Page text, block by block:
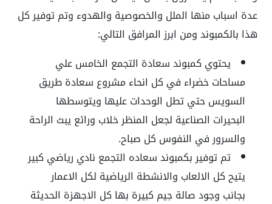
عدة اسباب منها الملل والخصوصية والهدوء وتم توفير كل
هذا بالكمبوند ومن ابرز المرافق التالي:
يحتوي كمبوند سعادة التجمع الخامس علي
مساحات خضراء في كل انحاء مشروع سعادة طريق
السويسحتي تطل الوحدات عليها ويتوسطها
البحيرات الصناعية لجعل المنظر خلاب ورائع يبث الراحة
والسرور في النفوس كل صباح.
تم توفير بكمبوند سعاده التجمع نادي رياضي كبير
يتيح كل الالعاب والانشطة الرياضية لكل الاعمار
بجانب وجود صالة جيم كبيرة بها كل الاجهزة الحديثة